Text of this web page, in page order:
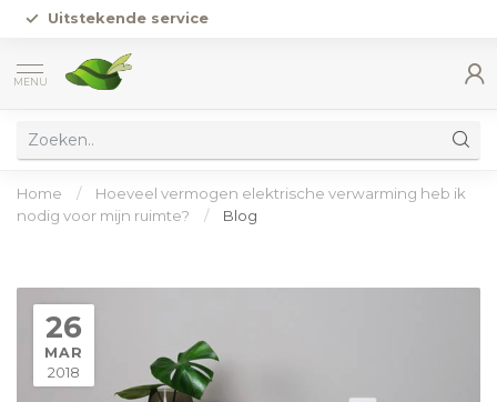
Uitstekende service
MENU
Home /
Hoeveel vermogen elektrische verwarming heb ik
nodig voor mijn ruimte?
/ Blog
26
MAR
2018